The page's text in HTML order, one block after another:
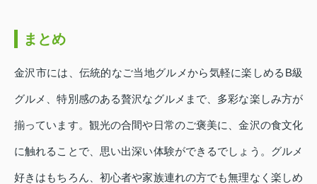
まとめ
金沢市には、伝統的なご当地グルメから気軽に楽しめるB級
グルメ、特別感のある贅沢なグルメまで、多彩な楽しみ方が
揃っています。観光の合間や日常のご褒美に、金沢の食文化
に触れることで、思い出深い体験ができるでしょう。グルメ
好きはもちろん、初心者や家族連れの方でも無理なく楽しめ